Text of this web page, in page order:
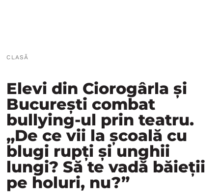
CLASĂ
Elevi din Ciorogârla și
București combat
bullying-ul prin teatru.
„De ce vii la școală cu
blugi rupți și unghii
lungi? Să te vadă băieții
pe holuri, nu?”